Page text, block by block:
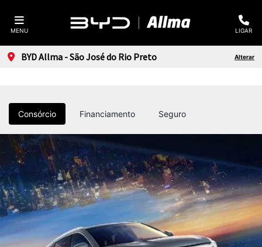
MENU LIGAR
BYD Allma - São José do Rio Preto Alterar
Financiamento
Consórcio Seguro